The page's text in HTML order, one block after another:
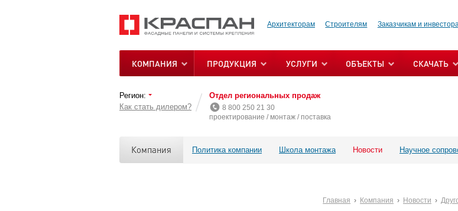
Архитекторам Строителям Заказчикам и
КОМПАНИЯ ПРОДУКЦИЯ УСЛУГИ ОБЪЕКТЫ СКАЧАТЬ
Регион:
Как стать дилером?
Отдел региональных продаж
8 800 250 21 30
проектирование / монтаж / поставка
Компания Политика компании Школа монтажа Новости Научное
Главная Компания Новости